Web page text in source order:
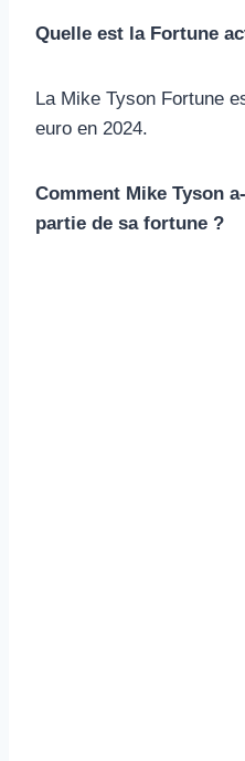
Quelle est la Fortune
La Mike Tyson Fortune
euro en 2024.
Comment Mike Tyson
partie de sa fortune ?